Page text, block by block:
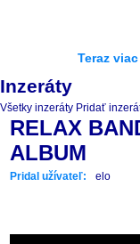
Teraz
Inzeráty
Všetky inzeráty Pridať
RELAX
ALBUM
Pridal užívateľ: elo